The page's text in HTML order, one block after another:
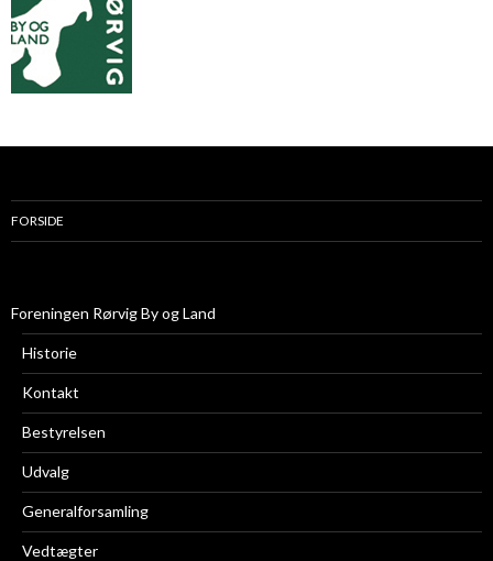
FORSIDE
Foreningen Rørvig By og Land
Historie
Kontakt
Bestyrelsen
Udvalg
Generalforsamling
Vedtægter